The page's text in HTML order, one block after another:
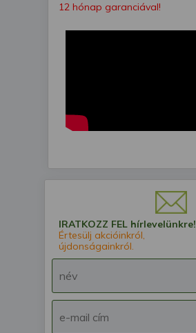
12 hónap garanciával!
IRATKOZZ FEL hírlevelünkre!
Értesülj akcióinkról,
újdonságainkról.